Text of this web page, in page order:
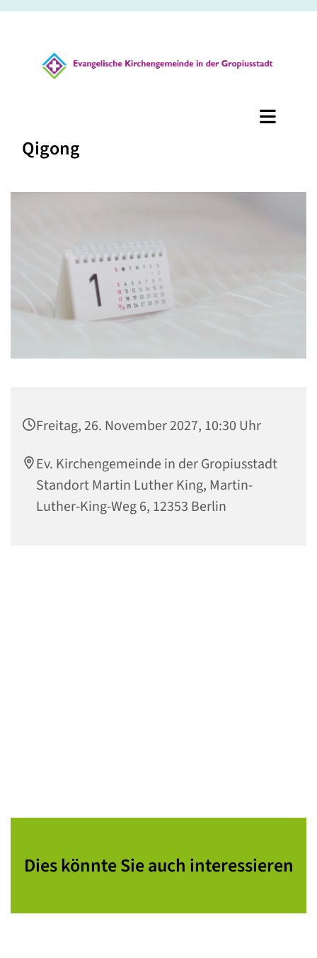
Qigong
Freitag, 26. November 2027, 10:30 Uhr
Ev. Kirchengemeinde in der Gropiusstadt
Standort Martin Luther King, Martin-
Luther-King-Weg 6, 12353 Berlin
Dies könnte Sie auch interessieren